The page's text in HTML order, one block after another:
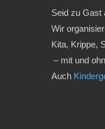
Seid zu Gast
Wir
Kita, Krippe,
– mit und
Auch